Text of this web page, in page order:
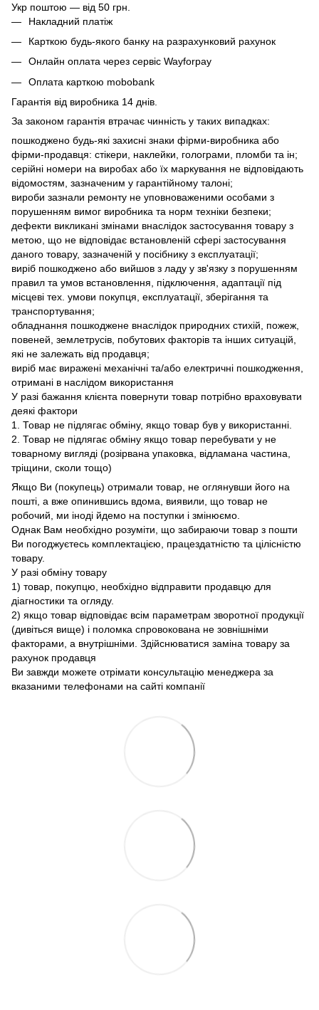
Укр поштою — від 50 грн.
Накладний платіж
Карткою будь-якого банку на разрахунковий рахунок
Онлайн оплата через сервіс Wayforpay
Оплата карткою mobobank
Гарантія від виробника 14 днів.
За законом гарантія втрачає чинність у таких випадках:
пошкоджено будь-які захисні знаки фірми-виробника або
фірми-продавця: стікери, наклейки, голограми, пломби та ін;
серійні номери на виробах або їх маркування не відповідають
відомостям, зазначеним у гарантійному талоні;
вироби зазнали ремонту не уповноваженими особами з
порушенням вимог виробника та норм техніки безпеки;
дефекти викликані змінами внаслідок застосування товару з
метою, що не відповідає встановленій сфері застосування
даного товару, зазначеній у посібнику з експлуатації;
виріб пошкоджено або вийшов з ладу у зв'язку з порушенням
правил та умов встановлення, підключення, адаптації під
місцеві тех. умови покупця, експлуатації, зберігання та
транспортування;
обладнання пошкоджене внаслідок природних стихій, пожеж,
повеней, землетрусів, побутових факторів та інших ситуацій,
які не залежать від продавця;
виріб має виражені механічні та/або електричні пошкодження,
отримані в наслідом використання
У разі бажання клієнта повернути товар потрібно враховувати
деякі фактори
1. Товар не підлягає обміну, якщо товар був у використанні.
2. Товар не підлягає обміну якщо товар перебувати у не
товарному вигляді (розірвана упаковка, відламана частина,
тріщини, сколи тощо)
Якщо Ви (покупець) отримали товар, не оглянувши його на
пошті, а вже опинившись вдома, виявили, що товар не
робочий, ми іноді йдемо на поступки і змінюємо.
Однак Вам необхідно розуміти, що забираючи товар з пошти
Ви погоджуєтесь комплектацією, працездатністю та цілісністю
товару.
У разі обміну товару
1) товар, покупцю, необхідно відправити продавцю для
діагностики та огляду.
2) якщо товар відповідає всім параметрам зворотної продукції
(дивіться вище) і поломка спровокована не зовнішніми
факторами, а внутрішніми. Здійснюватися заміна товару за
рахунок продавця
Ви завжди можете отрімати консультацію менеджера за
вказаними телефонами на сайті компанії